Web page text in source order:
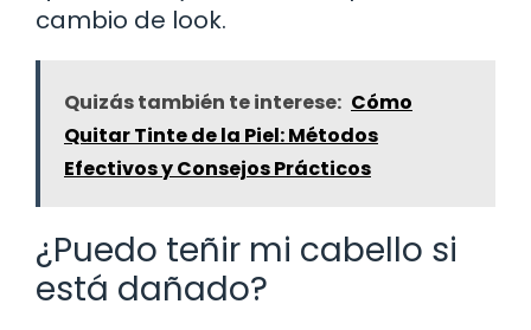
cambio de look.
Quizás también te interese: Cómo
Quitar Tinte de la Piel: Métodos
Efectivos y Consejos Prácticos
¿Puedo teñir mi cabello si
está dañado?